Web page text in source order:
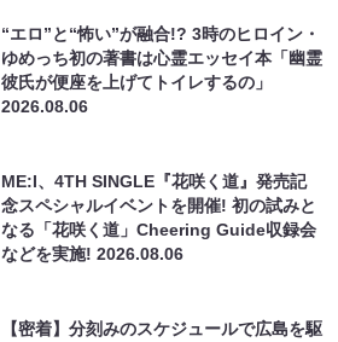
“エロ”と“怖い”が融合!? 3時のヒロイン・
ゆめっち初の著書は心霊エッセイ本「幽霊
彼氏が便座を上げてトイレするの」
2026.08.06
ME:I、4TH SINGLE『花咲く道』発売記
念スペシャルイベントを開催! 初の試みと
なる「花咲く道」Cheering Guide収録会
などを実施!2026.08.06
【密着】分刻みのスケジュールで広島を駆